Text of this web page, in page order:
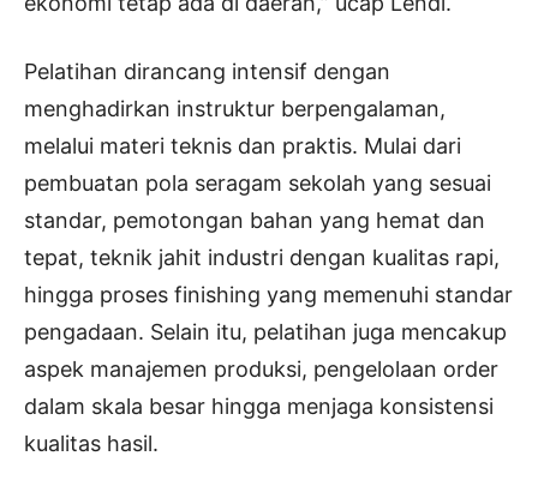
Pelatihan dirancang intensif dengan
menghadirkan instruktur berpengalaman,
melalui materi teknis dan praktis. Mulai dari
pembuatan pola seragam sekolah yang sesuai
standar, pemotongan bahan yang hemat dan
tepat, teknik jahit industri dengan kualitas rapi,
hingga proses finishing yang memenuhi standar
pengadaan. Selain itu, pelatihan juga mencakup
aspek manajemen produksi, pengelolaan order
dalam skala besar hingga menjaga konsistensi
kualitas hasil.